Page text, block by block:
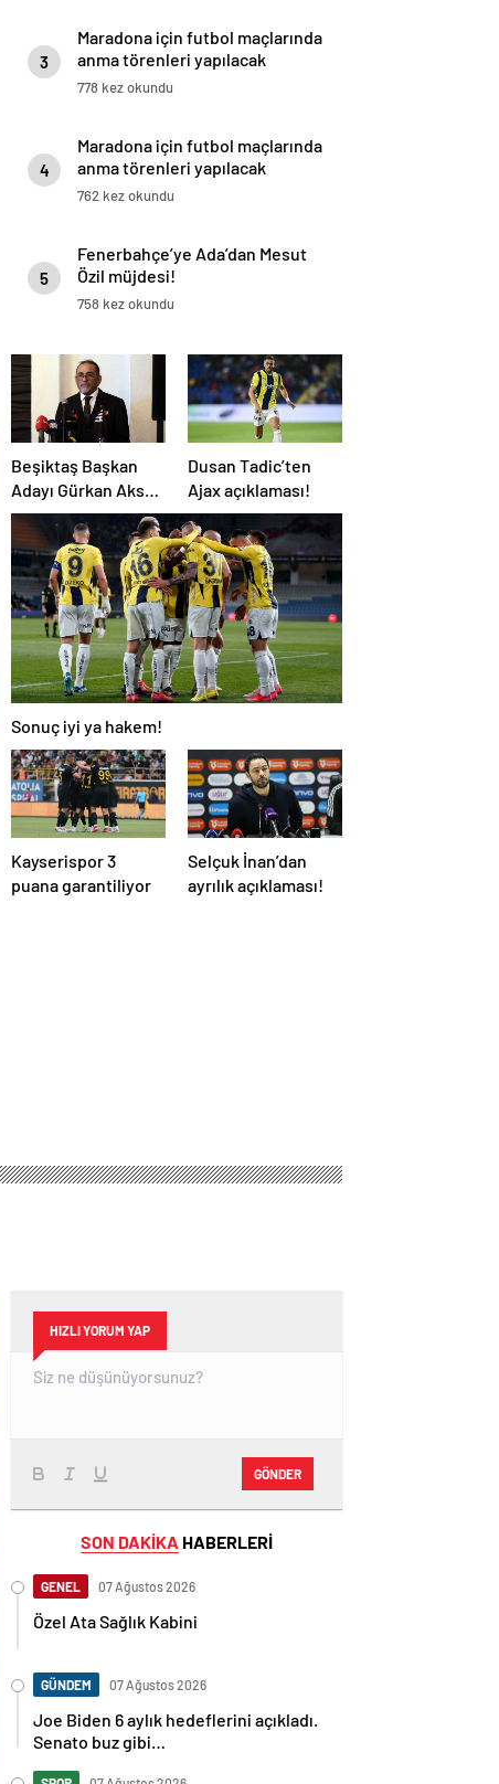
3
Maradona için futbol maçlarında
anma törenleri yapılacak
778 kez okundu
4
Maradona için futbol maçlarında
anma törenleri yapılacak
762 kez okundu
5
Fenerbahçe’ye Ada’dan Mesut
Özil müjdesi!
758 kez okundu
Beşiktaş Başkan
Adayı Gürkan Aksoy
yönetim kurulu
listesini tanıttı
Dusan Tadic’ten
Ajax açıklaması!
Sonuç iyi ya hakem!
Kayserispor 3
puana garantiliyor
Selçuk İnan’dan
ayrılık açıklaması!
HIZLI YORUM YAP
GÖNDER
SON DAKİKA HABERLERİ
GENEL 07 Ağustos 2026
Özel Ata Sağlık Kabini
GÜNDEM 07 Ağustos 2026
Joe Biden 6 aylık hedeflerini açıkladı.
Senato buz gibi…